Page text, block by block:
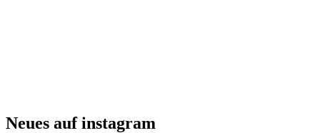
Neues auf instagram